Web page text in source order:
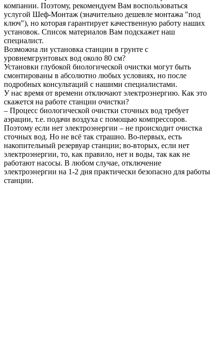
компании. Поэтому, рекомендуем Вам воспользоваться
услугой Шеф-Монтаж (значительно дешевле монтажа "под
ключ"), но которая гарантирует качественную работу наших
установок. Список материалов Вам подскажет наш
специалист.
Возможна ли установка станции в грунте с
уровнемгрунтовых вод около 80 см?
Установки глубокой биологической очистки могут быть
смонтированы в абсолютно любых условиях, но после
подробных консультаций с нашими специалистами.
У нас время от времени отключают электроэнергию. Как это
скажется на работе станции очистки?
– Процесс биологической очистки сточных вод требует
аэрации, т.е. подачи воздуха с помощью компрессоров.
Поэтому если нет электроэнергии – не происходит очистка
сточных вод. Но не всё так страшно. Во-первых, есть
накопительный резервуар станции; во-вторых, если нет
электроэнергии, то, как правило, нет и воды, так как не
работают насосы. В любом случае, отключение
электроэнергии на 1-2 дня практически безопасно для работы
станции.